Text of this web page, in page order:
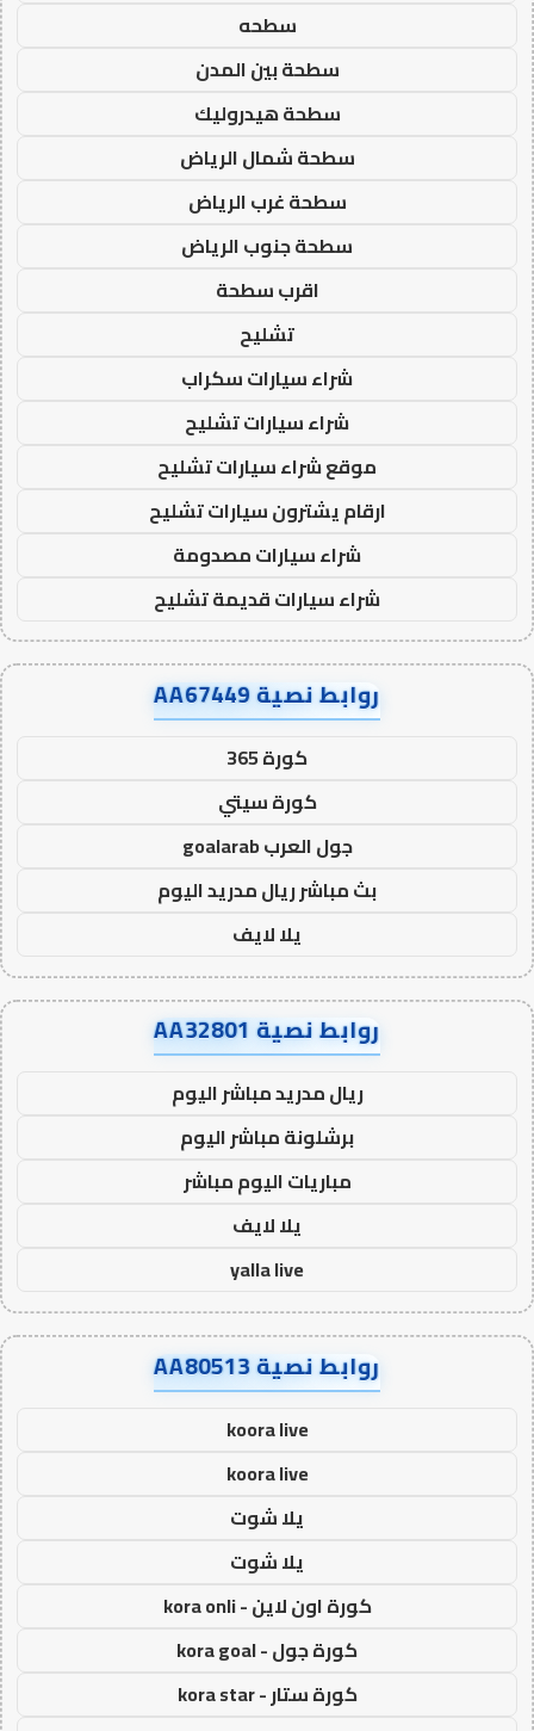
سطحه
سطحة بين المدن
سطحة هيدروليك
سطحة شمال الرياض
سطحة غرب الرياض
سطحة جنوب الرياض
اقرب سطحة
تشليح
شراء سيارات سكراب
شراء سيارات تشليح
موقع شراء سيارات تشليح
ارقام يشترون سيارات تشليح
شراء سيارات مصدومة
شراء سيارات قديمة تشليح
روابط نصية AA67449
كورة 365
كورة سيتي
جول العرب goalarab
بث مباشر ريال مدريد اليوم
يلا لايف
روابط نصية AA32801
ريال مدريد مباشر اليوم
برشلونة مباشر اليوم
مباريات اليوم مباشر
يلا لايف
yalla live
روابط نصية AA80513
koora live
koora live
يلا شوت
يلا شوت
كورة اون لاين - kora onli
كورة جول - kora goal
كورة ستار - kora star